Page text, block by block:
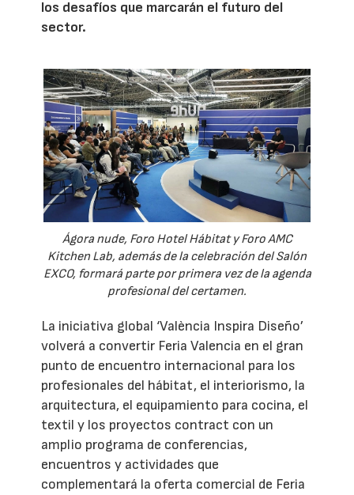
los desafíos que marcarán el futuro del
sector.
Ágora nude, Foro Hotel Hábitat y Foro AMC
Kitchen Lab, además de la celebración del Salón
EXCO, formará parte por primera vez de la agenda
profesional del certamen.
La iniciativa global ‘València Inspira Diseño’
volverá a convertir Feria Valencia en el gran
punto de encuentro internacional para los
profesionales del hábitat, el interiorismo, la
arquitectura, el equipamiento para cocina, el
textil y los proyectos contract con un
amplio programa de conferencias,
encuentros y actividades que
complementará la oferta comercial de Feria